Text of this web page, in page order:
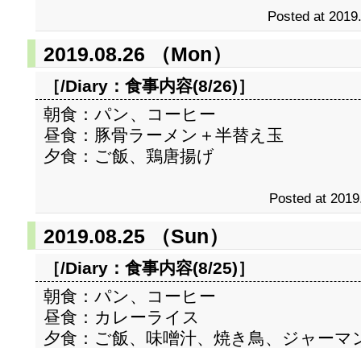
Posted at
2019.08.26 （Mon）
［/Diary： 食事内容(8/26)］
朝食：パン、コーヒー
昼食：豚骨ラーメン＋半替え玉
夕食：ご飯、鶏唐揚げ
Posted at
2019.08.25 （Sun）
［/Diary： 食事内容(8/25)］
朝食：パン、コーヒー
昼食：カレーライス
夕食：ご飯、味噌汁、焼き鳥、ジャーマ